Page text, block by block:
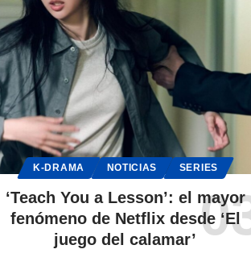
K-DRAMA NOTICIAS SERIES
‘Teach You a Lesson’: el mayor
fenómeno de Netflix desde ‘El
juego del calamar’